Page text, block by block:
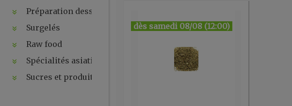
Préparation desserts, ....
Surgelés
Raw food
Spécialités asiatiques
Sucres et produits de la ruche
dès samedi 08/08 (12:00)